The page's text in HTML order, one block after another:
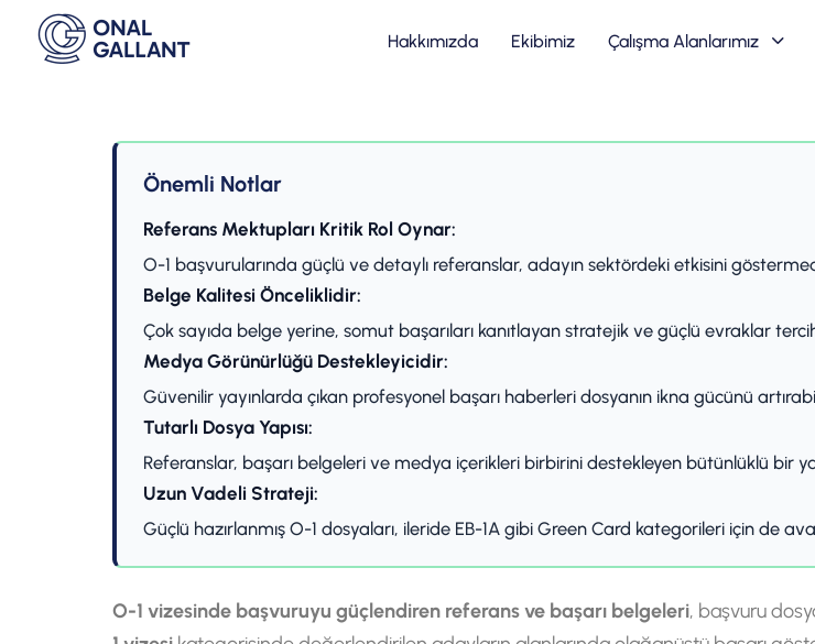
Hakkımızda Ekibimiz Çalışma Alanlarımız
Önemli Notlar
Referans Mektupları Kritik Rol Oynar:
O-1 başvurularında güçlü ve detaylı referanslar, adayın sektördeki etkisini
Belge Kalitesi Önceliklidir:
Çok sayıda belge yerine, somut başarıları kanıtlayan stratejik ve güçlü evraklar
Medya Görünürlüğü Destekleyicidir:
Güvenilir yayınlarda çıkan profesyonel başarı haberleri dosyanın ikna gücünü
Tutarlı Dosya Yapısı:
Referanslar, başarı belgeleri ve medya içerikleri birbirini destekleyen bütünlüklü bir
Uzun Vadeli Strateji:
Güçlü hazırlanmış O-1 dosyaları, ileride EB-1A gibi Green Card kategorileri için de
O-1 vizesinde başvuruyu güçlendiren referans ve başarı belgeleri, başvuru